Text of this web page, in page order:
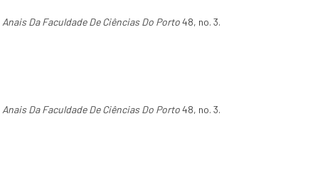
Anais Da Faculdade De Ciências Do Porto48, no. 3.
Anais Da Faculdade De Ciências Do Porto48, no. 3.